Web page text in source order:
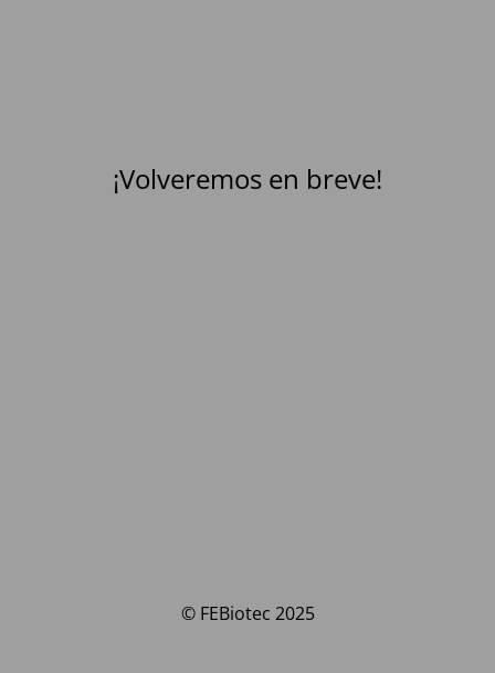
¡Volveremos en breve!
© FEBiotec 2025